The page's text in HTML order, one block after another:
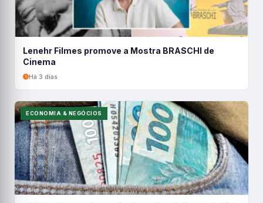
Lenehr Filmes promove a Mostra BRASCHI de
Cinema
Há 3 dias
ECONOMIA & NEGÓCIOS